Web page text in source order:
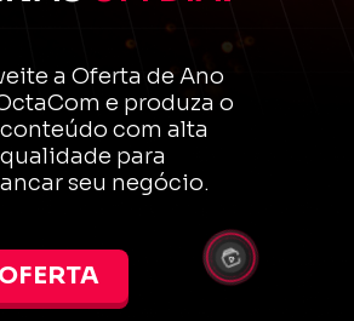
a Oferta de Ano
e produza o
com alta
qualidade para
seu negócio.